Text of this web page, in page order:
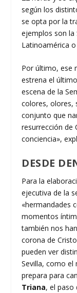
según los
se opta por la
ejemplos son la
Latinoamérica o
Por último, ese
estrena el
escena de la
colores, olores,
conjunto que
resurrección de
conciencia»,
DESDE
Para la
ejecutiva de la
«hermandades
momentos
también nos
corona de
pueden ver
Sevilla, como
prepara para
Triana, el paso